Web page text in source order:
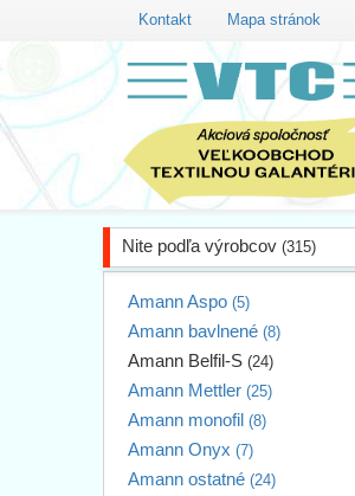
Kontakt Mapa stránok
Nite podľa výrobcov (315)
Amann Aspo (5)
Amann bavlnené (8)
Amann Belfil-S (24)
Amann Mettler (25)
Amann monofil (8)
Amann Onyx (7)
Amann ostatné (24)